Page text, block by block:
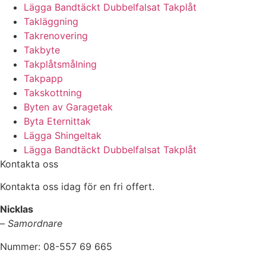
Lägga Bandtäckt Dubbelfalsat Takplåt
Takläggning
Takrenovering
Takbyte
Takplåtsmålning
Takpapp
Takskottning
Byten av Garagetak
Byta Eternittak
Lägga Shingeltak
Lägga Bandtäckt Dubbelfalsat Takplåt
Kontakta oss
Kontakta oss idag för en fri offert.
Nicklas
– Samordnare
Nummer: 08-557 69 665